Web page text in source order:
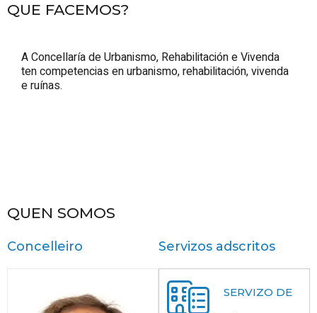
QUE FACEMOS?
A Concellaría de Urbanismo, Rehabilitación e Vivenda
ten competencias en urbanismo, rehabilitación, vivenda
e ruínas.
QUEN SOMOS
Concelleiro Servizos adscritos
SERVIZO DE